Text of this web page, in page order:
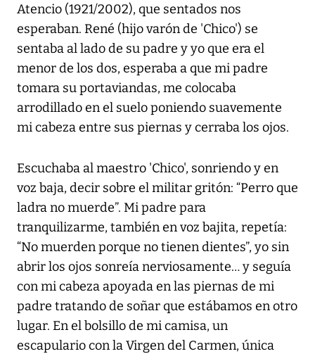
Atencio (1921/2002), que sentados nos
esperaban. René (hijo varón de 'Chico') se
sentaba al lado de su padre y yo que era el
menor de los dos, esperaba a que mi padre
tomara su portaviandas, me colocaba
arrodillado en el suelo poniendo suavemente
mi cabeza entre sus piernas y cerraba los ojos.
Escuchaba al maestro 'Chico', sonriendo y en
voz baja, decir sobre el militar gritón: “Perro que
ladra no muerde”. Mi padre para
tranquilizarme, también en voz bajita, repetía:
“No muerden porque no tienen dientes”, yo sin
abrir los ojos sonreía nerviosamente… y seguía
con mi cabeza apoyada en las piernas de mi
padre tratando de soñar que estábamos en otro
lugar. En el bolsillo de mi camisa, un
escapulario con la Virgen del Carmen, única